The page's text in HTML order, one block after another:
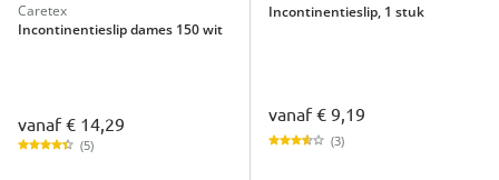
Caretex
Incontinentieslip dames 150 wit
vanaf€ 14,29
(5)
Incontinentieslip, 1 stuk
vanaf€ 9,19
(3)